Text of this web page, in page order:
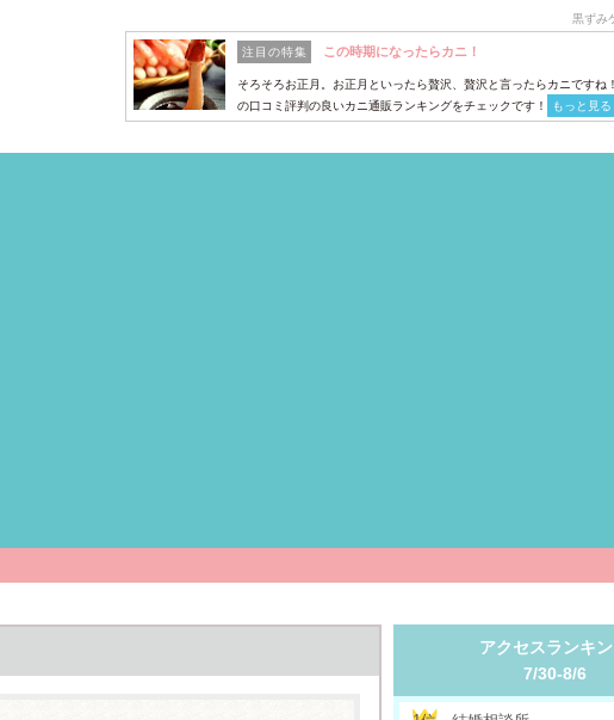
黒ずみ
注目の特集 この時期になったらカニ！
そろそろお正月。お正月といったら贅沢、贅沢と言ったらカニですね
の口コミ評判の良いカニ通販ランキングをチェックです！
もっと見る
アクセスランキ
7/30-8/6